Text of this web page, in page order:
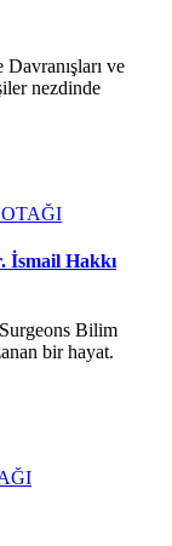
ve
nezdinde
İsmail Hakkı
Bilim
bir hayat.